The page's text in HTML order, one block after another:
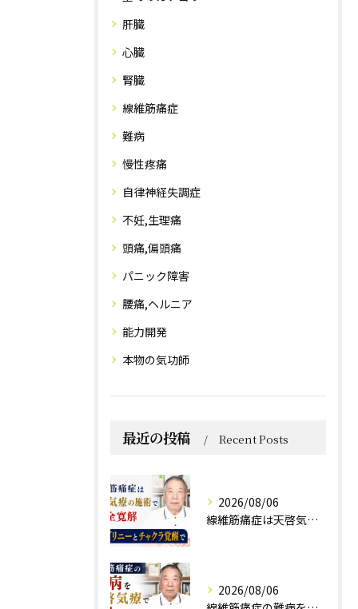
肝臓
心臓
腎臓
線維筋痛症
難病
慢性疼痛
自律神経失調症
不妊,生理痛
頭痛,偏頭痛
パニック障害
腰痛,ヘルニア
能力開発
本物の気功師
最近の投稿 Recent Posts
2026/08/06
線維筋痛症は天啓気療の施術で完全寛解 クンダリニーとチャクラ覚醒で
2026/08/06